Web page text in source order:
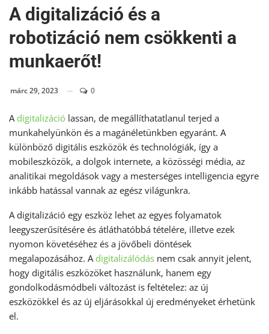
A digitalizáció és a
robotizáció nem csökkenti a
munkaerőt!
márc 29, 2023 0
A digitalizáció lassan, de megállíthatatlanul terjed a
munkahelyünkön és a magánéletünkben egyaránt. A
különböző digitális eszközök és technológiák, így a
mobileszközök, a dolgok internete, a közösségi média, az
analitikai megoldások vagy a mesterséges intelligencia egyre
inkább hatással vannak az egész világunkra.
A digitalizáció egy eszköz lehet az egyes folyamatok
leegyszerűsítésére és átláthatóbbá tételére, illetve ezek
nyomon követéséhez és a jövőbeli döntések
megalapozásához. A digitalizálódás nem csak annyit jelent,
hogy digitális eszközöket használunk, hanem egy
gondolkodásmódbeli változást is feltételez: az új
eszközökkel és az új eljárásokkal új eredményeket érhetünk
el.